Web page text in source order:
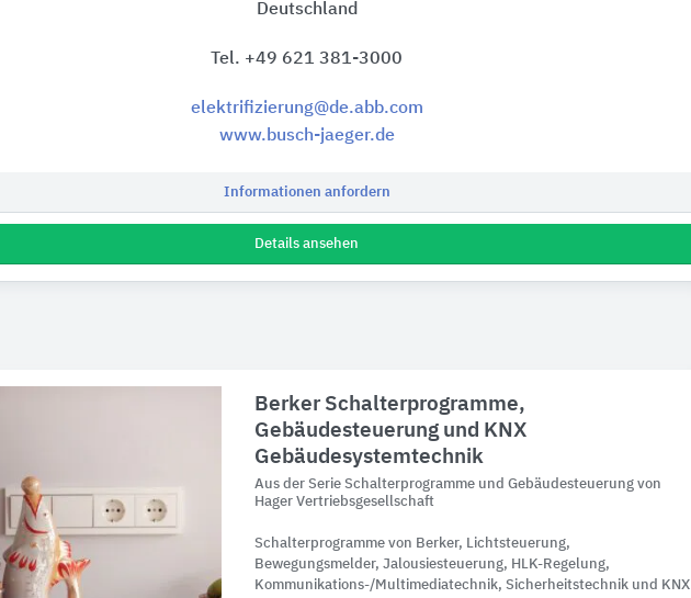
Deutschland
Tel. +49 621 381-3000
elektrifizierung@de.abb.com
www.busch-jaeger.de
Informationen anfordern
Details ansehen
Berker Schalterprogramme,
Gebäudesteuerung und KNX
Gebäudesystemtechnik
Aus der Serie Schalterprogramme und Gebäudesteuerung von
Hager Vertriebsgesellschaft
Schalterprogramme von Berker, Lichtsteuerung,
Bewegungsmelder, Jalousiesteuerung, HLK-Regelung,
Kommunikations-/Multimediatechnik, Sicherheitstechnik und KNX